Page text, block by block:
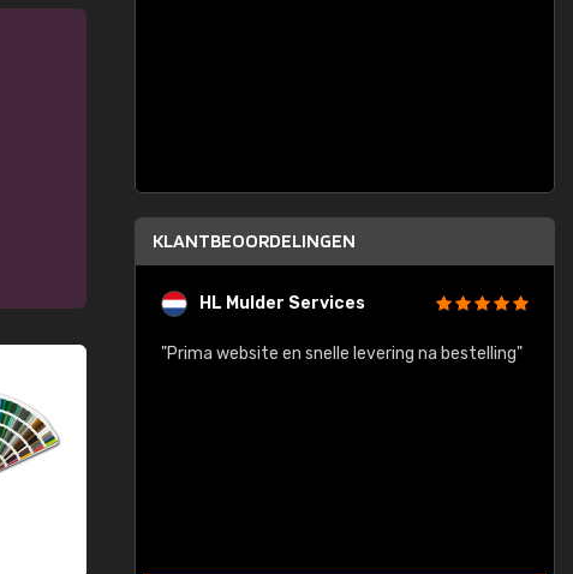
KLANTBEOORDELINGEN
HL Mulder Services
"Prima website en snelle levering na bestelling"